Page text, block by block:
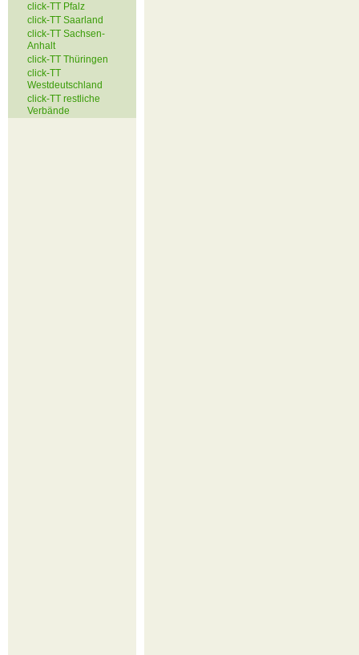
click-TT Pfalz
click-TT Saarland
click-TT Sachsen-
Anhalt
click-TT Thüringen
click-TT
Westdeutschland
click-TT restliche
Verbände